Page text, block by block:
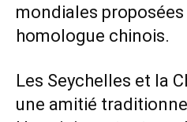
mondiales proposées
homologue chinois.
Les Seychelles et la
une amitié